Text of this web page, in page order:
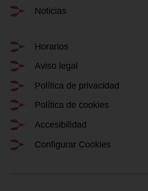
Noticias
Horarios
Aviso legal
Política de privacidad
Política de cookies
Accesibilidad
Configurar Cookies